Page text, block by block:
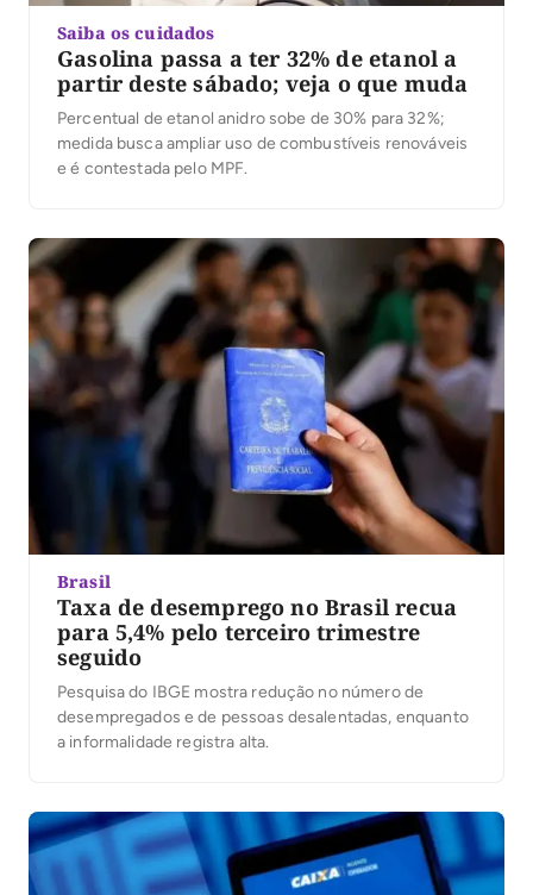
Saiba os cuidados
Gasolina passa a ter 32% de etanol a
partir deste sábado; veja o que muda
Percentual de etanol anidro sobe de 30% para 32%;
medida busca ampliar uso de combustíveis renováveis
e é contestada pelo MPF.
Brasil
Taxa de desemprego no Brasil recua
para 5,4% pelo terceiro trimestre
seguido
Pesquisa do IBGE mostra redução no número de
desempregados e de pessoas desalentadas, enquanto
a informalidade registra alta.